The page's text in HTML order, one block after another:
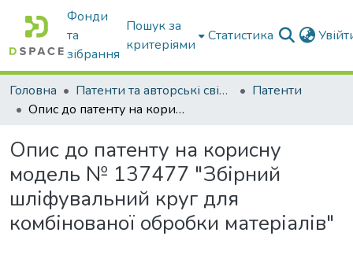
Фонди
та
зібрання
Пошук за
критеріями
Статистика
Головна Патенти та авторські свідоцтва
Патенти
Опис до патенту на корисну модель № 137477 "Збірний шліфувальний круг для комбінованої обробки матеріалів"
Опис до патенту на корисну
модель № 137477 "Збірний
шліфувальний круг для
комбінованої обробки матеріалів"